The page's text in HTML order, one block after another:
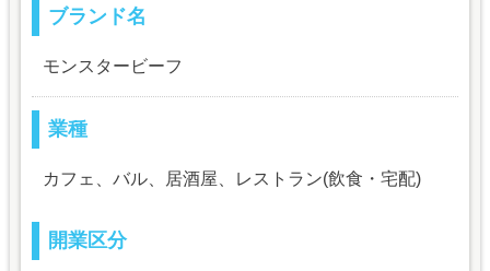
ブランド名
モンスタービーフ
業種
カフェ、バル、居酒屋、レストラン(飲食・宅配)
開業区分